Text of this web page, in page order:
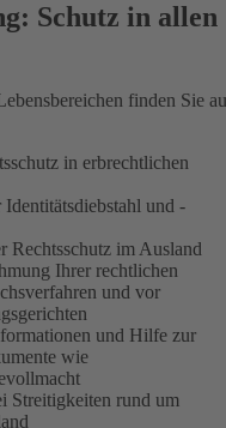
Schutz in allen
finden Sie
in erbrechtlichen
Identitätsdiebstahl und -
Rechtsschutz im Ausland
Ihrer rechtlichen
und vor
und Hilfe zur
wie
Streitigkeiten rund um